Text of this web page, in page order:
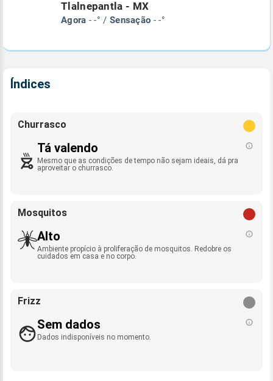
Tlalnepantla - MX
Agora - -° / Sensação - -°
Índices
Churrasco
Tá valendo
Mesmo que as condições de tempo não sejam ideais, dá pra
aproveitar o churrasco.
Mosquitos
Alto
Ambiente propício à proliferação de mosquitos. Redobre os
cuidados em casa e no corpo.
Frizz
Sem dados
Dados indisponíveis no momento.